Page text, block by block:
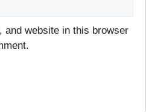
and website in this browser